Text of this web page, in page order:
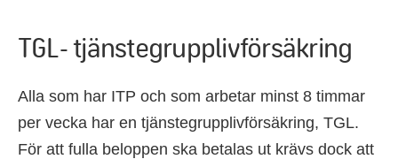
TGL- tjänstegrupplivförsäkring
Alla som har ITP och som arbetar minst 8 timmar
per vecka har en tjänstegrupplivförsäkring, TGL.
För att fulla beloppen ska betalas ut krävs dock att